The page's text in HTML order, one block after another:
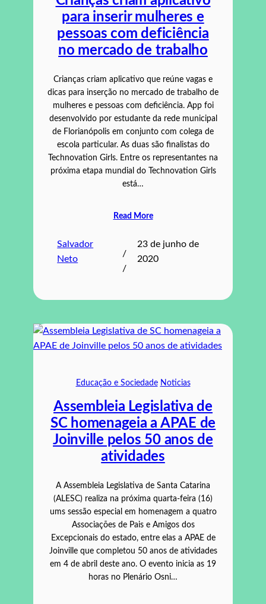
para inserir mulheres e
pessoas com deficiência
no mercado de trabalho
Crianças criam aplicativo que reúne vagas e
dicas para inserção no mercado de trabalho de
mulheres e pessoas com deficiência. App foi
desenvolvido por estudante da rede municipal
de Florianópolis em conjunto com colega de
escola particular. As duas são finalistas do
Technovation Girls. Entre os representantes na
próxima etapa mundial do Technovation Girls
está…
Read More
Salvador
Neto
/
/
23 de junho de
2020
Educação e Sociedade Noticias
Assembleia Legislativa de
SC homenageia a APAE de
Joinville pelos 50 anos de
atividades
A Assembleia Legislativa de Santa Catarina
(ALESC) realiza na próxima quarta-feira (16)
ums sessão especial em homenagem a quatro
Associações de Pais e Amigos dos
Excepcionais do estado, entre elas a APAE de
Joinville que completou 50 anos de atividades
em 4 de abril deste ano. O evento inicia as 19
horas no Plenário Osni…